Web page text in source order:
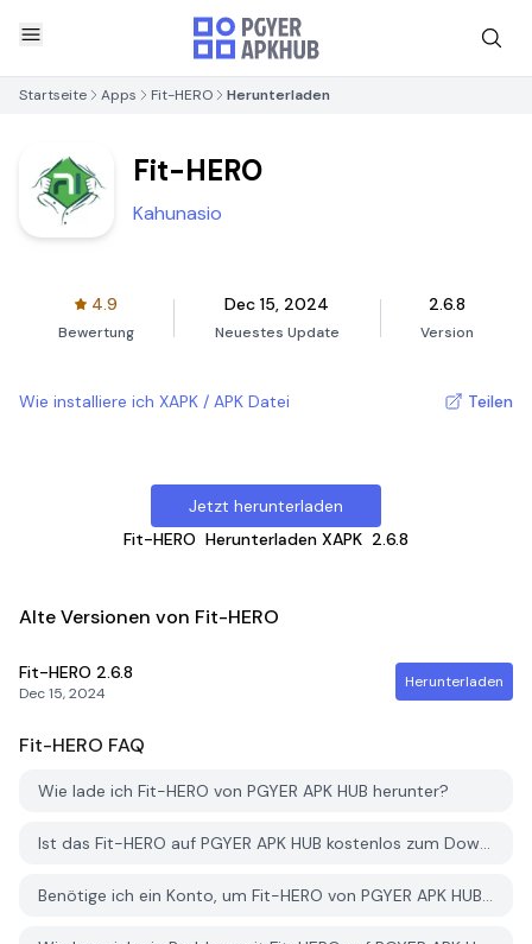
Startseite Apps Fit-HERO Herunterladen
Fit-HERO
Kahunasio
4.9
Bewertung
Dec 15, 2024
Neuestes Update
2.6.8
Version
Wie installiere ich XAPK / APK Datei Teilen
Jetzt herunterladen
Fit-HERO Herunterladen XAPK 2.6.8
Alte Versionen von Fit-HERO
Fit-HERO 2.6.8
Dec 15, 2024
Herunterladen
Fit-HERO FAQ
Wie lade ich Fit-HERO von PGYER APK HUB herunter?
Ist das Fit-HERO auf PGYER APK HUB kostenlos zum Download?
Benötige ich ein Konto, um Fit-HERO von PGYER APK HUB herunterzuladen?